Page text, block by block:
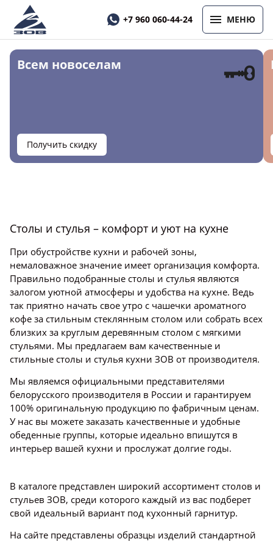
МЕНЮ
+7 960 060-44-24
Всем новоселам 🗝
Получить скидку
Столы и стулья – комфорт и уют на кухне
При обустройстве кухни и рабочей зоны,
немаловажное значение имеет организация комфорта.
Правильно подобранные столы и стулья являются
залогом уютной атмосферы и удобства на кухне. Ведь
так приятно начать свое утро с чашечки ароматного
кофе за стильным стеклянным столом или собрать всех
близких за круглым деревянным столом с мягкими
стульями. Мы предлагаем вам качественные и
стильные столы и стулья кухни ЗОВ от производителя.
Мы являемся официальными представителями
белорусского производителя в России и гарантируем
100% оригинальную продукцию по фабричным ценам.
У нас вы можете заказать качественные и удобные
обеденные группы, которые идеально впишутся в
интерьер вашей кухни и прослужат долгие годы.
В каталоге представлен широкий ассортимент столов и
стульев ЗОВ, среди которого каждый из вас подберет
свой идеальный вариант под кухонный гарнитур.
На сайте представлены образцы изделий стандартной